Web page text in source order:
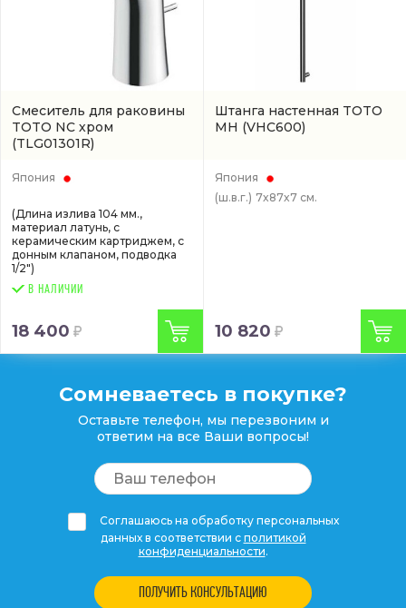
Смеситель для раковины
TOTO NC хром
(TLG01301R)
Япония
(Длина излива 104 мм.,
материал латунь, с
керамическим картриджем, с
донным клапаном, подводка
1/2")
В НАЛИЧИИ
18 400
Штанга настенная TOTO
MH (VHC600)
Япония
(ш.в.г.) 7x87x7 см.
10 820
Сомневаетесь в покупке?
Оставьте телефон, мы перезвоним и
ответим на все Ваши вопросы!
Соглашаюсь на обработку персональных
данных в соответствии с политикой
конфиденциальности.
ПОЛУЧИТЬ КОНСУЛЬТАЦИЮ